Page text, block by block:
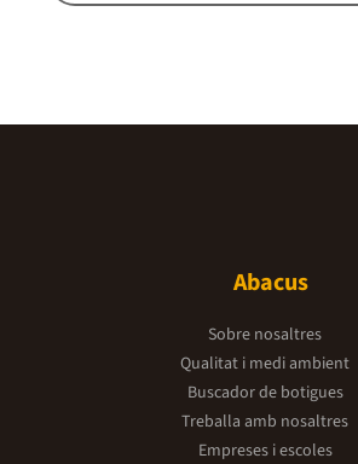
Abacus
Sobre nosaltres
Qualitat i medi ambient
Buscador de botigues
Treballa amb nosaltres
Empreses i escoles